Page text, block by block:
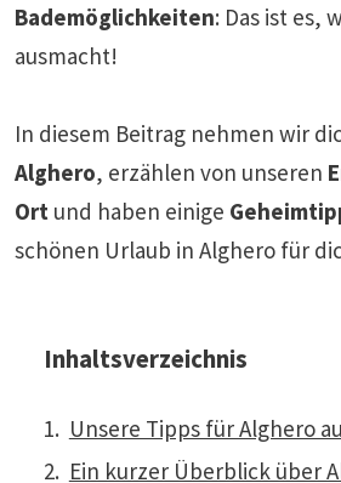
Bademöglichkeiten: Das ist es,
ausmacht!
In diesem Beitrag nehmen wir
Alghero, erzählen von unseren
Ort und haben einige
schönen Urlaub in Alghero für
Inhaltsverzeichnis
Unsere Tipps für Alghero
Ein kurzer Überblick über